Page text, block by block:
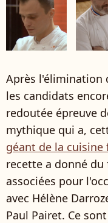
Après l'élimination
les candidats
redoutée épreuve
mythique qui a,
géant de la cuisine
recette a donné
associées pour
avec Hélène
Paul Pairet. Ce